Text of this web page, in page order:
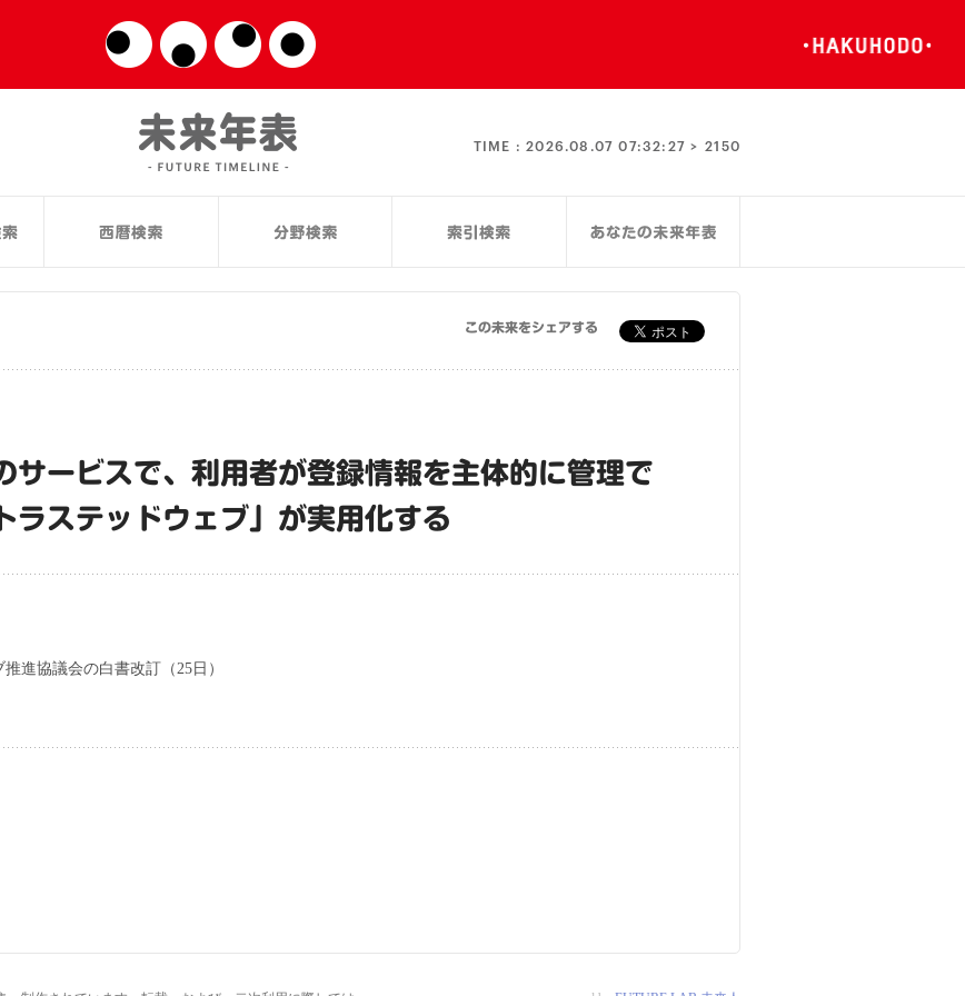
TIME :2026.08.07 07:32:27 > 2150
この未来をシェアする
サービスで、利用者が登録情報を主体的に管理で
ラステッドウェブ」が実用化する
進協議会の白書改訂（25日）